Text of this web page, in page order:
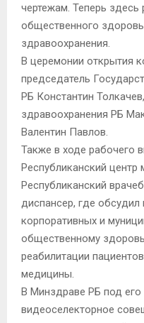
чертежам. Теперь здесь
общественного
здравоохранения.
В церемонии открытия
председатель
РБ Константин
здравоохранения РБ
Валентин Павлов.
Также в ходе рабочего
Республиканский
Республиканский
диспансер, где
корпоративных и
общественному
реабилитации
медицины.
В Минздраве РБ под
видеоселекторное